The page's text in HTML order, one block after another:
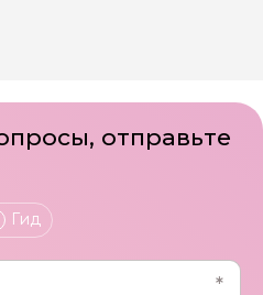
отправьте
Гид